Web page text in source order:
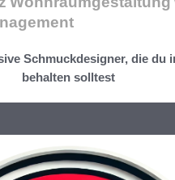
Schmuckdesigner, die du
behalten solltest